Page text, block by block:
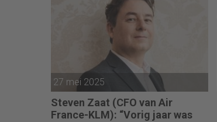
27 mei 2025
Steven Zaat (CFO van Air
France-KLM): “Vorig jaar was